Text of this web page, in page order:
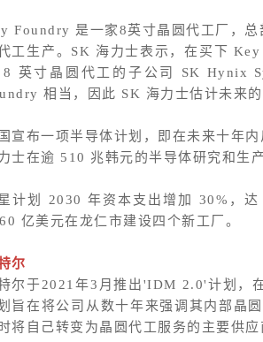
Foundry 是一家8英寸晶圆代工厂，
工生产。SK 海力士表示，在买下
8 英寸晶圆代工的子公司 SK Hynix
相当，因此 SK 海力士估计未来
宣布一项半导体计划，即在未来十年
士在逾 510 兆韩元的半导体研究和生
计划 2030 年资本支出增加 30%，
亿美元在龙仁市建设四个新工厂。
尔
尔于2021年3月推出'IDM 2.0'计划，
旨在将公司从数十年来强调其内部晶
将自己转变为晶圆代工服务的主要供应